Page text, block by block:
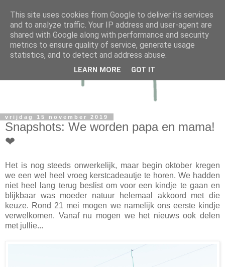
vrijdag 15 november 2019
Snapshots: We worden papa en mama!
❤
Het is nog steeds onwerkelijk, maar begin oktober kregen
we een wel heel vroeg kerstcadeautje te horen. We hadden
niet heel lang terug beslist om voor een kindje te gaan en
blijkbaar was moeder natuur helemaal akkoord met die
keuze. Rond 21 mei mogen we namelijk ons eerste kindje
verwelkomen. Vanaf nu mogen we het nieuws ook delen
met jullie...
This site uses cookies from Google to deliver its services
and to analyze traffic. Your IP address and user-agent are
shared with Google along with performance and security
metrics to ensure quality of service, generate usage
statistics, and to detect and address abuse.
LEARN MORE GOT IT